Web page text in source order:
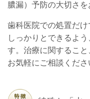
膿漏）予防の大切さを
歯科医院での処置だ
しっかりとできるよ
す。治療に関するこ
お気軽にご相談くださ